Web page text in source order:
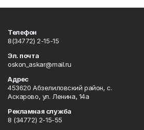
Телефон
8(34772) 2-15-15
Эл. почта
oskon_askar@mail.ru
Адрес
453620 Абзелиловский район, с.
Аскарово, ул. Ленина, 14а
Рекламная служба
8 (34772) 2-15-55